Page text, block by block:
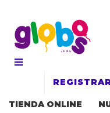
TIENDA ONLINE